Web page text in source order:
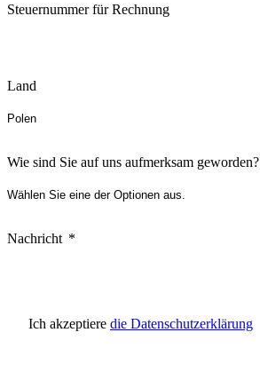
Steuernummer für Rechnung
Land
Wie sind Sie auf uns aufmerksam geworden?
Nachricht
Ich akzeptiere die Datenschutzerklärung